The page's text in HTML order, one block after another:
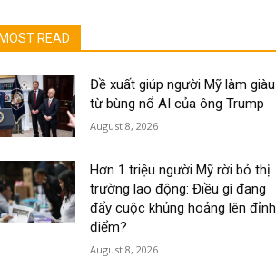
MOST READ
Đề xuất giúp người Mỹ làm giàu
từ bùng nổ AI của ông Trump
August 8, 2026
Hơn 1 triệu người Mỹ rời bỏ thị
trường lao động: Điều gì đang
đẩy cuộc khủng hoảng lên đỉnh
điểm?
August 8, 2026